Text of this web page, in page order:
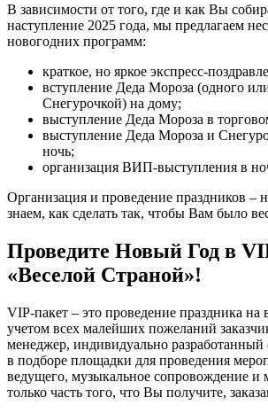
В зависимости от того, где и как Вы
наступление 2025 года, мы предлагаем
новогодних программ:
краткое, но яркое экспресс-
вступление Деда Мороза (одного
Снегурочкой) на дому;
выступление Деда Мороза в
выступление Деда Мороза и
ночь;
организация ВИП-выступления в
Организация и проведение праздников –
знаем, как сделать так, чтобы Вам было
Проведите Новый Год в
«Веселой Страной»!
VIP-пакет – это проведение праздника
учетом всех малейших пожеланий
менеджер, индивидуально
в подборе площадки для проведения
ведущего, музыкальное сопровождение и
только часть того, что Вы получите,